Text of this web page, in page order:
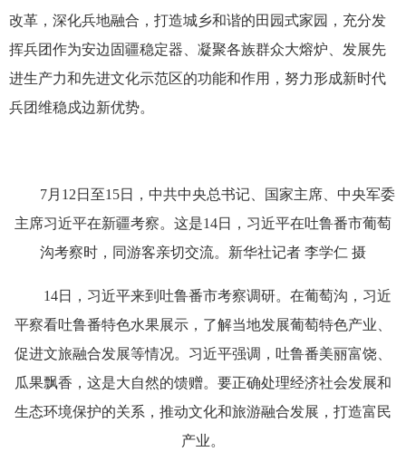
改革，深化兵地融合，打造城乡和谐的田园式家园，充分发
挥兵团作为安边固疆稳定器、凝聚各族群众大熔炉、发展先
进生产力和先进文化示范区的功能和作用，努力形成新时代
兵团维稳戍边新优势。
7月12日至15日，中共中央总书记、国家主席、中央军委
主席习近平在新疆考察。这是14日，习近平在吐鲁番市葡萄
沟考察时，同游客亲切交流。新华社记者 李学仁 摄
14日，习近平来到吐鲁番市考察调研。在葡萄沟，习近
平察看吐鲁番特色水果展示，了解当地发展葡萄特色产业、
促进文旅融合发展等情况。习近平强调，吐鲁番美丽富饶、
瓜果飘香，这是大自然的馈赠。要正确处理经济社会发展和
生态环境保护的关系，推动文化和旅游融合发展，打造富民
产业。